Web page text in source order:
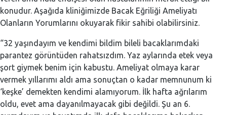
konudur. Aşağıda kliniğimizde Bacak Eğriliği Ameliyatı
Olanların Yorumlarını okuyarak fikir sahibi olabilirsiniz.
“32 yaşındayım ve kendimi bildim bileli bacaklarımdaki
parantez görüntüden rahatsızdım. Yaz aylarında etek veya
şort giymek benim için kabustu. Ameliyat olmaya karar
vermek yıllarımı aldı ama sonuçtan o kadar memnunum ki
‘keşke’ demekten kendimi alamıyorum. İlk hafta ağrılarım
oldu, evet ama dayanılmayacak gibi değildi. Şu an 6.